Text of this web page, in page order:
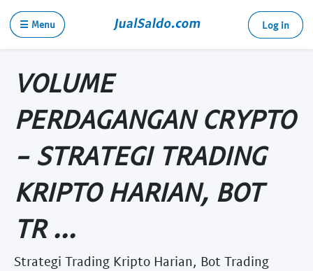
☰ Menu Log in
VOLUME
PERDAGANGAN CRYPTO
- STRATEGI TRADING
KRIPTO HARIAN, BOT
TR ...
Strategi Trading Kripto Harian, Bot Trading